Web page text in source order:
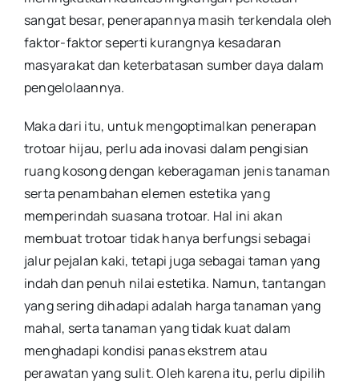
sangat besar, penerapannya masih terkendala oleh
faktor-faktor seperti kurangnya kesadaran
masyarakat dan keterbatasan sumber daya dalam
pengelolaannya.
Maka dari itu, untuk mengoptimalkan penerapan
trotoar hijau, perlu ada inovasi dalam pengisian
ruang kosong dengan keberagaman jenis tanaman
serta penambahan elemen estetika yang
memperindah suasana trotoar. Hal ini akan
membuat trotoar tidak hanya berfungsi sebagai
jalur pejalan kaki, tetapi juga sebagai taman yang
indah dan penuh nilai estetika. Namun, tantangan
yang sering dihadapi adalah harga tanaman yang
mahal, serta tanaman yang tidak kuat dalam
menghadapi kondisi panas ekstrem atau
perawatan yang sulit. Oleh karena itu, perlu dipilih